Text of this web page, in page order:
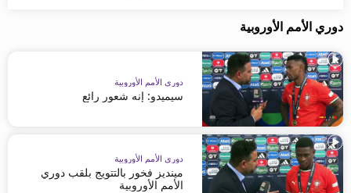
دوري الأمم الأوروبية
دوري الأمم الأوروبية
سيميدو: إنه شعور رائع
دوري الأمم الأوروبية
مينديز فخور بالتتويج بلقب دوري
الأمم الأوروبية